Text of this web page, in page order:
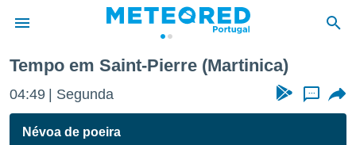
da
foi
Tempo em Saint-Pierre (Martinica)
04:49 Segunda ...
Névoa de poeira